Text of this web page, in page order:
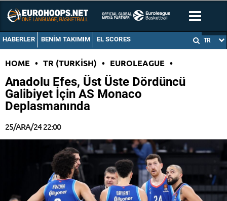
HABERLER BENIM TAKIMIM EL SCORES TR
HOME • TR (TURKISH) • EUROLEAGUE •
Anadolu Efes, Üst Üste Dördüncü
Galibiyet İçin AS Monaco
Deplasmanında
25/ARA/24 22:00